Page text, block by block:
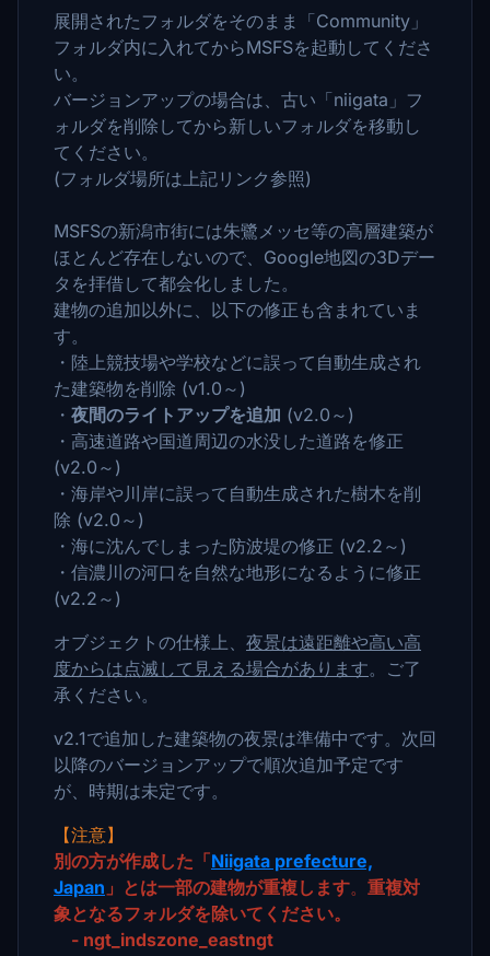
展開されたフォルダをそのまま「Community」
フォルダ内に入れてからMSFSを起動してくださ
い。
バージョンアップの場合は、古い「niigata」フ
ォルダを削除してから新しいフォルダを移動し
てください。
(フォルダ場所は上記リンク参照)
MSFSの新潟市街には朱鷺メッセ等の高層建築が
ほとんど存在しないので、Google地図の3Dデー
タを拝借して都会化しました。
建物の追加以外に、以下の修正も含まれていま
す。
・陸上競技場や学校などに誤って自動生成され
た建築物を削除 (v1.0～)
・ 夜間のライトアップを追加 (v2.0～)
・高速道路や国道周辺の水没した道路を修正
(v2.0～)
・海岸や川岸に誤って自動生成された樹木を削
除 (v2.0～)
・海に沈んでしまった防波堤の修正 (v2.2～)
・信濃川の河口を自然な地形になるように修正
(v2.2～)
オブジェクトの仕様上、 夜景は遠距離や高い高
度からは点滅して見える場合があります。ご了
承ください。
v2.1で追加した建築物の夜景は準備中です。次回
以降のバージョンアップで順次追加予定です
が、時期は未定です。
【注意】
別の方が作成した「Niigata prefecture,
Japan 」とは一部の建物が重複します。 重複対
象となるフォルダを除いてください。
- ngt_indszone_eastngt